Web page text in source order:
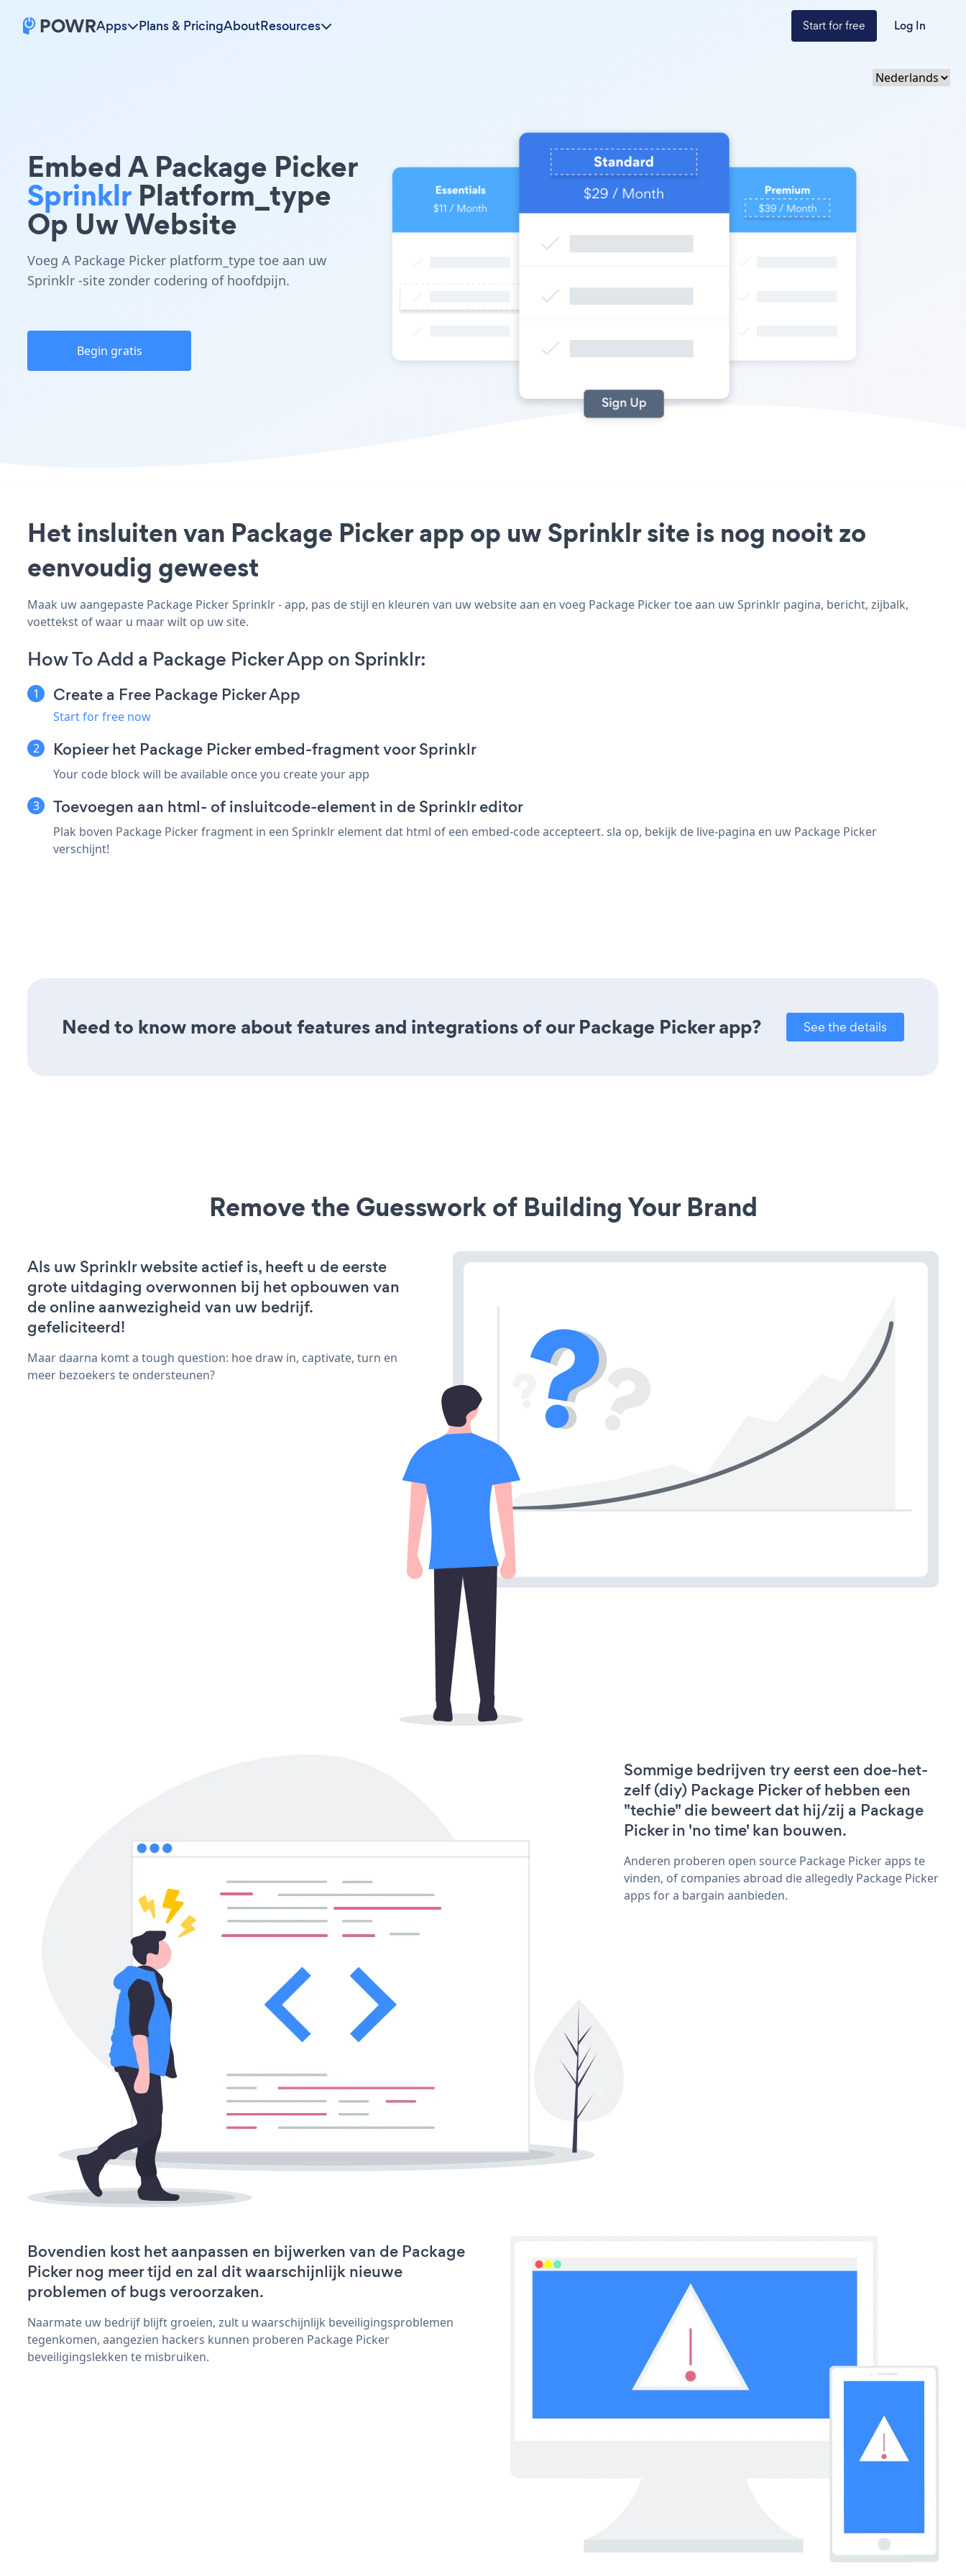
Apps Plans & PricingAboutResources Start for free Log In
Embed A Package Picker
Sprinklr Platform_type
Op Uw Website
Voeg A Package Picker platform_type toe aan uw
Sprinklr -site zonder codering of hoofdpijn.
Begin gratis
Het insluiten van Package Picker app op uw Sprinklr site is nog nooit zo
eenvoudig geweest
Maak uw aangepaste Package Picker Sprinklr - app, pas de stijl en kleuren van uw website aan en voeg Package Picker toe aan uw Sprinklr pagina, bericht, zijbalk,
voettekst of waar u maar wilt op uw site.
How To Add a Package Picker App on Sprinklr:
Create a Free Package Picker App
Start for free now
Kopieer het Package Picker embed-fragment voor Sprinklr
Your code block will be available once you create your app
Toevoegen aan html- of insluitcode-element in de Sprinklr editor
Plak boven Package Picker fragment in een Sprinklr element dat html of een embed-code accepteert. sla op, bekijk de live-pagina en uw Package Picker
verschijnt!
Need to know more about features and integrations of our Package Picker app? See the details
Remove the Guesswork of Building Your Brand
Als uw Sprinklr website actief is, heeft u de eerste
grote uitdaging overwonnen bij het opbouwen van
de online aanwezigheid van uw bedrijf.
gefeliciteerd!
Maar daarna komt a tough question: hoe draw in, captivate, turn en
meer bezoekers te ondersteunen?
Sommige bedrijven try eerst een doe-het-
zelf (diy) Package Picker of hebben een
"techie" die beweert dat hij/zij a Package
Picker in 'no time' kan bouwen.
Anderen proberen open source Package Picker apps te
vinden, of companies abroad die allegedly Package Picker
apps for a bargain aanbieden.
Bovendien kost het aanpassen en bijwerken van de Package
Picker nog meer tijd en zal dit waarschijnlijk nieuwe
problemen of bugs veroorzaken.
Naarmate uw bedrijf blijft groeien, zult u waarschijnlijk beveiligingsproblemen
tegenkomen, aangezien hackers kunnen proberen Package Picker
beveiligingslekken te misbruiken.